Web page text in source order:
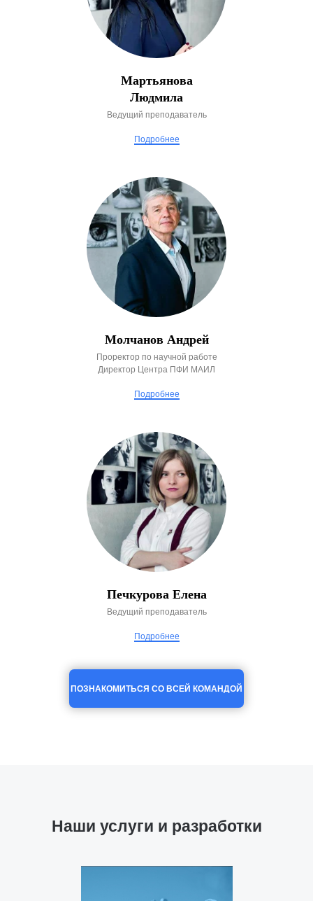
Мартьянова
Людмила
Ведущий преподаватель
Подробнее
Молчанов Андрей
Проректор по научной работе
Директор Центра ПФИ МАИЛ
Подробнее
Печкурова Елена
Ведущий преподаватель
Подробнее
ПОЗНАКОМИТЬСЯ СО ВСЕЙ КОМАНДОЙ
Наши услуги и разработки